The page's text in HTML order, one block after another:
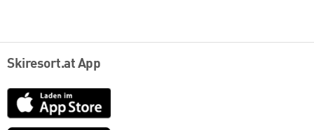
Skiresort.at App
App
Store